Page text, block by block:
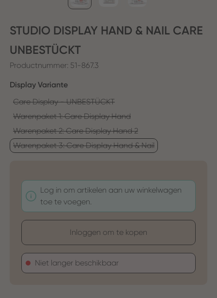
STUDIO DISPLAY HAND & NAIL CARE
UNBESTÜCKT
Productnummer: 51-867.3
Selecteer
Display Variante
Care Display - UNBESTÜCKT
Warenpaket 1: Care Display Hand
Warenpaket 2: Care Display Hand 2
Warenpaket 3: Care Display Hand & Nail
Log in om artikelen aan uw winkelwagen
toe te voegen.
Inloggen om te kopen
Niet langer beschikbaar